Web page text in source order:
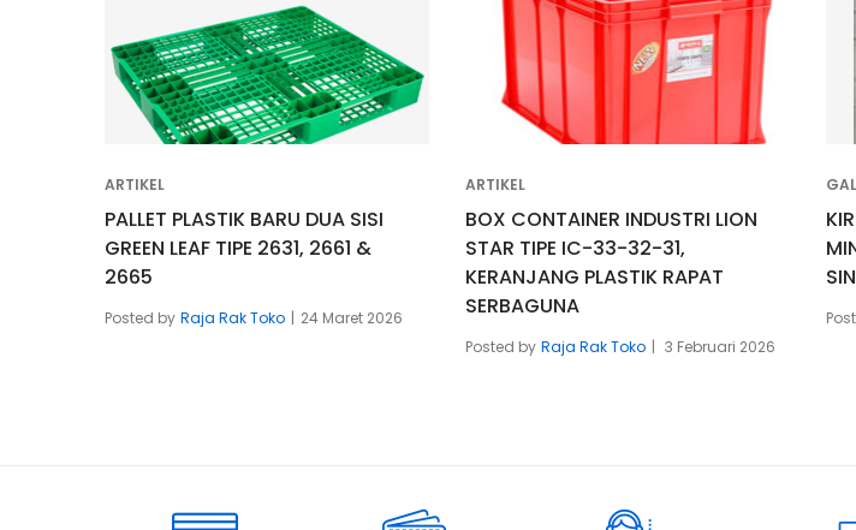
ARTIKEL
PALLET PLASTIK BARU DUA SISI
GREEN LEAF TIPE 2631, 2661 &
2665
Posted by Raja Rak Toko 24 Maret 2026
ARTIKEL
BOX CONTAINER INDUSTRI LION
STAR TIPE IC-33-32-31,
KERANJANG PLASTIK RAPAT
SERBAGUNA
Posted by Raja Rak Toko 3 Februari 2026